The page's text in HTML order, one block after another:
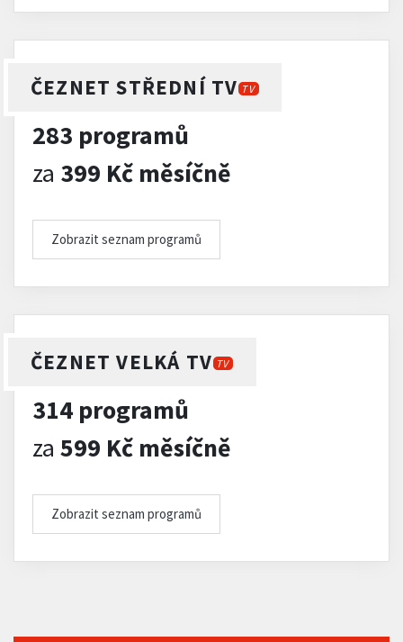
ČEZNET STŘEDNÍ TV TV
283 programů
za 399 Kč měsíčně
Zobrazit seznam programů
ČEZNET VELKÁ TV TV
314 programů
za 599 Kč měsíčně
Zobrazit seznam programů